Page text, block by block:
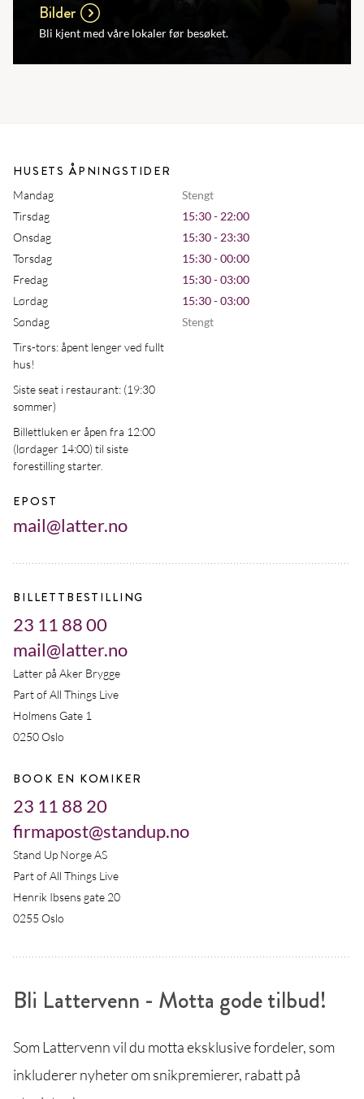
Bilder
Bli kjent med våre lokaler før besøket.
HUSETS ÅPNINGSTIDER
Mandag
Stengt
Tirsdag
15:30 - 22:00
Onsdag
15:30 - 23:30
Torsdag
15:30 - 00:00
Fredag
15:30 - 03:00
Lørdag
15:30 - 03:00
Søndag
Stengt
Tirs-tors: åpent lenger ved fullt
hus!
Siste seat i restaurant: (19:30
sommer)
Billettluken er åpen fra 12:00
(lørdager 14:00) til siste
forestilling starter.
EPOST
mail@latter.no
BILLETTBESTILLING
23 11 88 00
mail@latter.no
Latter på Aker Brygge
Part of All Things Live
Holmens Gate 1
0250 Oslo
BOOK EN KOMIKER
23 11 88 20
firmapost@standup.no
Stand Up Norge AS
Part of All Things Live
Henrik Ibsens gate 20
0255 Oslo
Bli Lattervenn - Motta gode tilbud!
Som Lattervenn vil du motta eksklusive fordeler, som
inkluderer nyheter om snikpremierer, rabatt på